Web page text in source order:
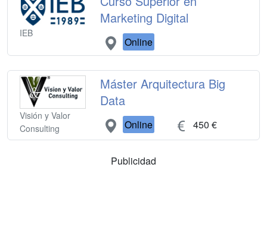
IEB
Marketing Digital
Online
Visión y Valor
Consulting
Máster Arquitectura Big
Data
Online 450 €
Publicidad